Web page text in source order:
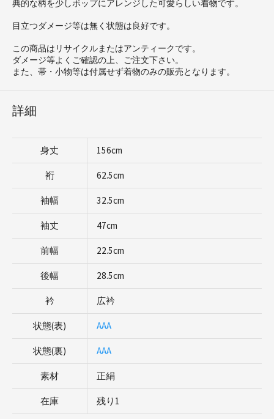
典的な柄を少しポップにアレンジした可愛らしい着物です。
目立つダメージ等は無く状態は良好です。
この商品はリサイクルまたはアンティークです。
ダメージ等よくご確認の上、ご注文下さい。
また、帯・小物等は付属せず着物のみの販売となります。
詳細
身丈 156cm
裄 62.5cm
袖幅 32.5cm
袖丈 47cm
前幅 22.5cm
後幅 28.5cm
衿 広衿
状態(表) AAA
状態(裏) AAA
素材 正絹
在庫 残り1